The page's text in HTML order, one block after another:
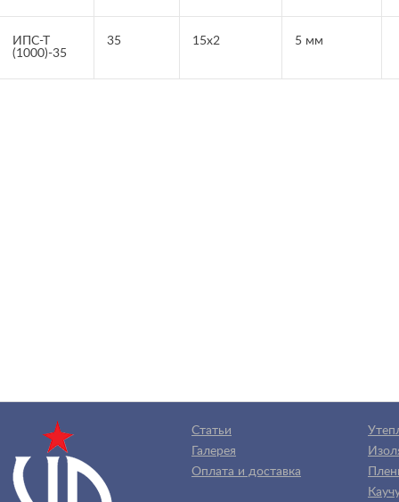
ИПС-Т
(1000)-35
35 15х2 5 мм
Статьи
Галерея
Оплата и доставка